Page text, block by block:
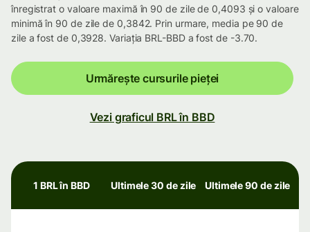
înregistrat o valoare maximă în 90 de zile de 0,4093 și o valoare
minimă în 90 de zile de 0,3842. Prin urmare, media pe 90 de
zile a fost de 0,3928. Variația BRL-BBD a fost de -3.70.
Urmărește cursurile pieței
Vezi graficul BRL în BBD
1 BRL în BBD Ultimele 30 de zile Ultimele 90 de zile